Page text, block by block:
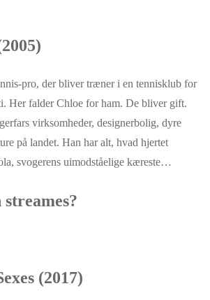
pro, der bliver træner i en tennisklub for
Her falder Chloe for ham. De bliver gift.
virksomheder, designerbolig, dyre
på landet. Han har alt, hvad hjertet
svogerens uimodståelige kæreste…
(2017)